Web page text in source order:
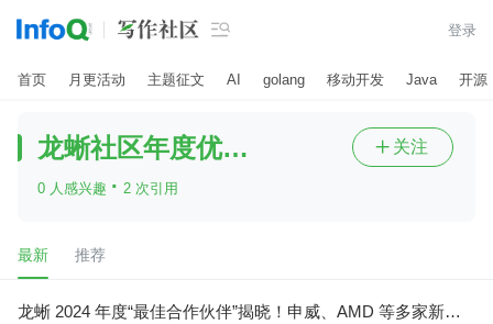
 登录
首页 月更活动 主题征文 AI golang 移动开发 Java 开源
龙蜥社区年度优秀贡献者
0 人感兴趣 · 2 次引用
 关注
最新 推荐
龙蜥 2024 年度“最佳合作伙伴”揭晓！申威、AMD 等多家新晋